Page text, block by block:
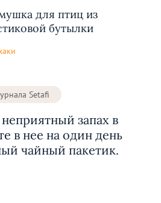
для птиц из
бутылки
Setafi